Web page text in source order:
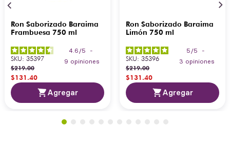
Ron Saborizado Baraima
Frambuesa 750 ml
4.6 /5
-
9 opiniones
SKU: 35397
$219.00
$131.40
Agregar
Ron Saborizado Baraima
Limón 750 ml
5 /5
-
3 opiniones
SKU: 35396
$219.00
$131.40
Agregar